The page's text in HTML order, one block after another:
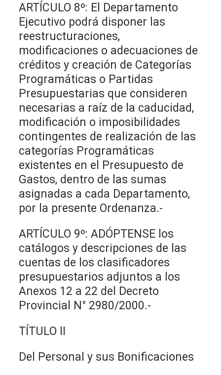
ARTÍCULO 8º: El Departamento
Ejecutivo podrá disponer las
reestructuraciones,
modificaciones o adecuaciones de
créditos y creación de Categorías
Programáticas o Partidas
Presupuestarias que consideren
necesarias a raíz de la caducidad,
modificación o imposibilidades
contingentes de realización de las
categorías Programáticas
existentes en el Presupuesto de
Gastos, dentro de las sumas
asignadas a cada Departamento,
por la presente Ordenanza.-
ARTÍCULO 9º: ADÓPTENSE los
catálogos y descripciones de las
cuentas de los clasificadores
presupuestarios adjuntos a los
Anexos 12 a 22 del Decreto
Provincial N° 2980/2000.-
TÍTULO II
Del Personal y sus Bonificaciones